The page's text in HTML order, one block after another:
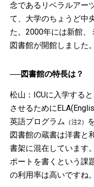
念であるリベラルアー
て、大学のちょうど中
た。2000年には新館、
図書館が開館しました。
──図書館の特長は？
松山：ICUに入学する
させるために
英語プログラム （注2）
図書館の蔵書は洋書と
書架に混在しています
ポートを書くという課
の利用率は高いですね。